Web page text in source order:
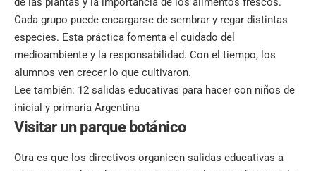
Cada grupo puede encargarse de sembrar y regar distintas
especies. Esta práctica fomenta el cuidado del
medioambiente y la responsabilidad. Con el tiempo, los
alumnos ven crecer lo que cultivaron.
Lee también: 12 salidas educativas para hacer con niños de
inicial y primaria Argentina
Visitar un parque botánico
Otra es que los directivos organicen salidas educativas a